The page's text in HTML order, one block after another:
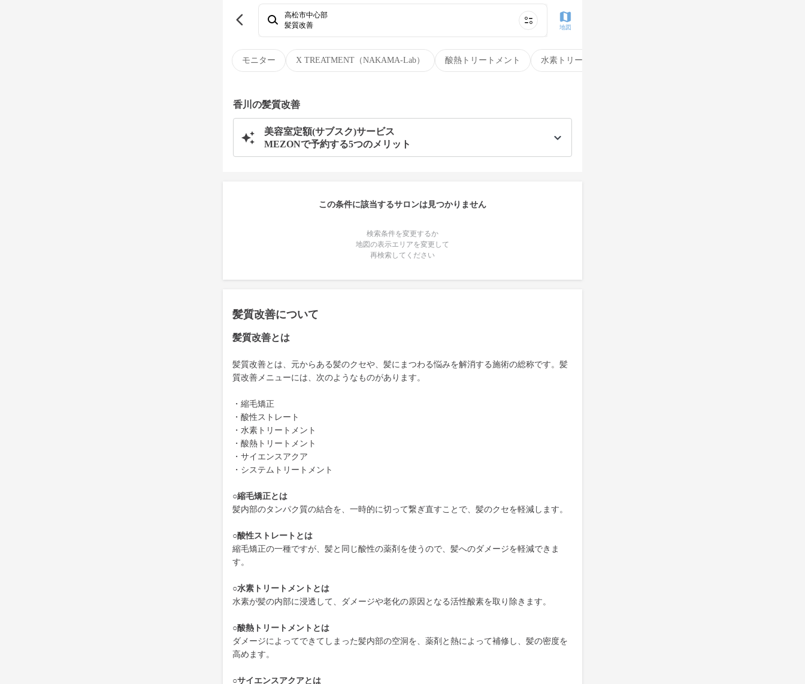
モニター X TREATMENT（NAKAMA-Lab） 酸熱トリートメント 水素トリートメント
高松市中心部
髪質改善
地図
香川の髪質改善
美容室定額(サブスク)サービス
MEZONで予約する5つのメリット
この条件に該当するサロンは見つかりません
検索条件を変更するか
地図の表示エリアを変更して
再検索してください
髪質改善について
髪質改善とは
髪質改善とは、元からある髪のクセや、髪にまつわる悩みを解消する施術の総称です。髪
質改善メニューには、次のようなものがあります。
・縮毛矯正
・酸性ストレート
・水素トリートメント
・酸熱トリートメント
・サイエンスアクア
・システムトリートメント
○縮毛矯正とは
髪内部のタンパク質の結合を、一時的に切って繋ぎ直すことで、髪のクセを軽減します。
○酸性ストレートとは
縮毛矯正の一種ですが、髪と同じ酸性の薬剤を使うので、髪へのダメージを軽減できま
す。
○水素トリートメントとは
水素が髪の内部に浸透して、ダメージや老化の原因となる活性酸素を取り除きます。
○酸熱トリートメントとは
ダメージによってできてしまった髪内部の空洞を、薬剤と熱によって補修し、髪の密度を
高めます。
○サイエンスアクアとは